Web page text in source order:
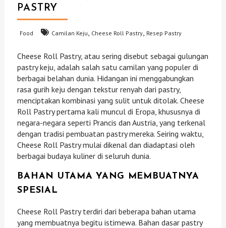
PASTRY
Food Camilan Keju, Cheese Roll Pastry, Resep Pastry
Cheese Roll Pastry, atau sering disebut sebagai gulungan
pastry keju, adalah salah satu camilan yang populer di
berbagai belahan dunia. Hidangan ini menggabungkan
rasa gurih keju dengan tekstur renyah dari pastry,
menciptakan kombinasi yang sulit untuk ditolak. Cheese
Roll Pastry pertama kali muncul di Eropa, khususnya di
negara-negara seperti Prancis dan Austria, yang terkenal
dengan tradisi pembuatan pastry mereka. Seiring waktu,
Cheese Roll Pastry mulai dikenal dan diadaptasi oleh
berbagai budaya kuliner di seluruh dunia.
BAHAN UTAMA YANG MEMBUATNYA
SPESIAL
Cheese Roll Pastry terdiri dari beberapa bahan utama
yang membuatnya begitu istimewa. Bahan dasar pastry